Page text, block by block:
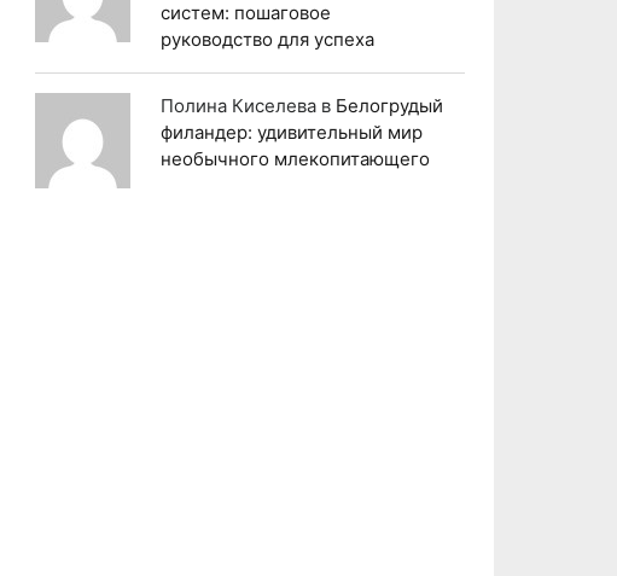
систем: пошаговое
руководство для успеха
Полина Киселева в Белогрудый
филандер: удивительный мир
необычного млекопитающего